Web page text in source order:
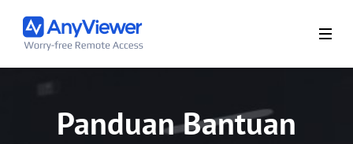
Panduan Bantuan